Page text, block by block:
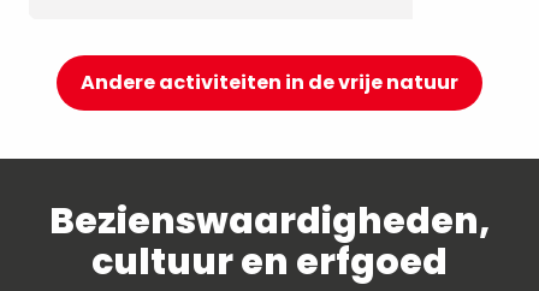
Andere activiteiten in de vrije natuur
Bezienswaardigheden,
cultuur en erfgoed